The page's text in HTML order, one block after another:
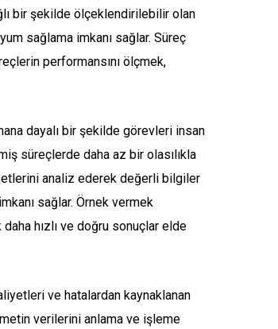
bir şekilde ölçeklendirilebilir olan
sağlama imkanı sağlar. Süreç
performansını ölçmek,
dayalı bir şekilde görevleri insan
süreçlerde daha az bir olasılıkla
analiz ederek değerli bilgiler
sağlar. Örnek vermek
hızlı ve doğru sonuçlar elde
ve hatalardan kaynaklanan
verilerini anlama ve işleme